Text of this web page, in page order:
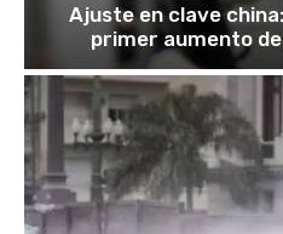
Ajuste en clave
primer aumento